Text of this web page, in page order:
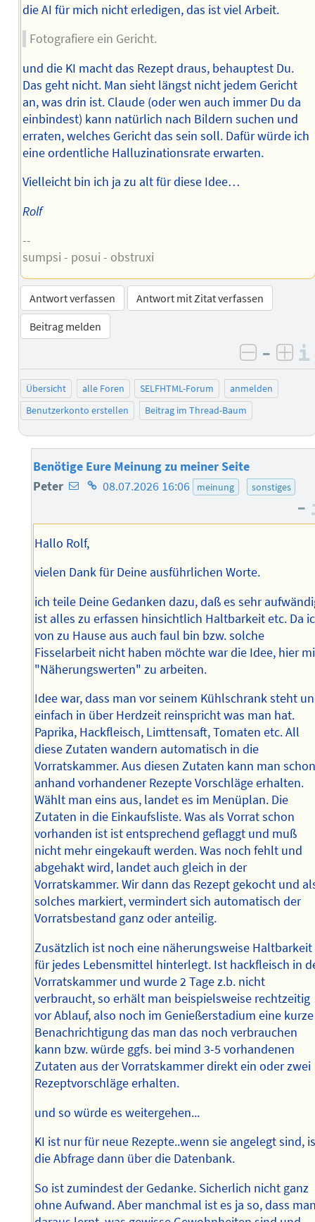
die AI für mich nicht erledigen, das ist viel Arbeit.
Fotografiere ein Gericht.
und die KI macht das Rezept draus, behauptest Du.
Das geht nicht. Man sieht längst nicht jedem Gericht
an, was drin ist. Claude (oder wen auch immer Du da
einbindest) kann natürlich nach Bildern suchen und
erraten, welches Gericht das sein soll. Dafür würde ich
eine ordentliche Halluzinationsrate erwarten.
Vielleicht bin ich ja zu alt für diese Idee…
Rolf
--
sumpsi - posui - obstruxi
Antwort verfassen
Antwort mit Zitat verfassen
Beitrag melden
negativ
–
Übersicht alle Foren SELFHTML-Forum
anmelden
Benutzerkonto erstellen
Beitrag im Thread-Baum
Benötige Eure Meinung zu meiner Seite
Peter E-
Adresse
des
Autors
Homepage
Autors
08.07.2026 16:06 meinung sonstiges
–
Hallo Rolf,
vielen Dank für Deine ausführlichen Worte.
ich teile Deine Gedanken dazu, daß es sehr
ist alles zu erfassen hinsichtlich Haltbarkeit etc. Da
von zu Hause aus auch faul bin bzw. solche
Fisselarbeit nicht haben möchte war die Idee, hier
"Näherungswerten" zu arbeiten.
Idee war, dass man vor seinem Kühlschrank steht
einfach in über Herdzeit reinspricht was man hat.
Paprika, Hackfleisch, Limttensaft, Tomaten etc. All
diese Zutaten wandern automatisch in die
Vorratskammer. Aus diesen Zutaten kann man
anhand vorhandener Rezepte Vorschläge erhalten.
Wählt man eins aus, landet es im Menüplan. Die
Zutaten in die Einkaufsliste. Was als Vorrat schon
vorhanden ist ist entsprechend geflaggt und muß
nicht mehr eingekauft werden. Was noch fehlt und
abgehakt wird, landet auch gleich in der
Vorratskammer. Wir dann das Rezept gekocht und
solches markiert, vermindert sich automatisch der
Vorratsbestand ganz oder anteilig.
Zusätzlich ist noch eine näherungsweise Haltbarkeit
für jedes Lebensmittel hinterlegt. Ist hackfleisch in
Vorratskammer und wurde 2 Tage z.b. nicht
verbraucht, so erhält man beispielsweise rechtzeitig
vor Ablauf, also noch im Genießerstadium eine kurze
Benachrichtigung das man das noch verbrauchen
kann bzw. würde ggfs. bei mind 3-5 vorhandenen
Zutaten aus der Vorratskammer direkt ein oder zwei
Rezeptvorschläge erhalten.
und so würde es weitergehen...
KI ist nur für neue Rezepte..wenn sie angelegt sind,
die Abfrage dann über die Datenbank.
So ist zumindest der Gedanke. Sicherlich nicht ganz
ohne Aufwand. Aber manchmal ist es ja so, dass